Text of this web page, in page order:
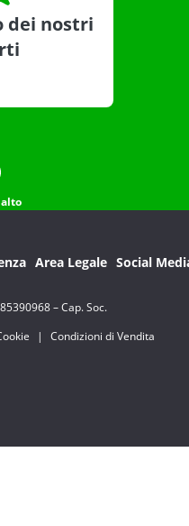
dei nostri
Area Legale Social
– Cap. Soc.
|
Condizioni di Vendita